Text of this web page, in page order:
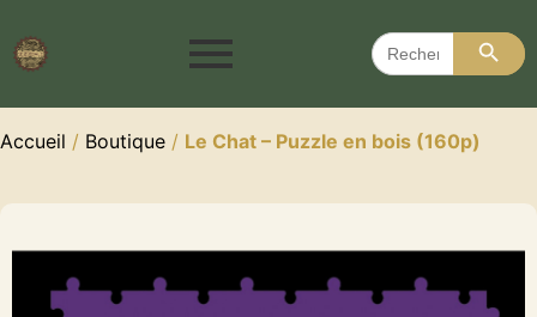
Search
for:
Search
Accueil / Boutique / Le Chat – Puzzle en bois (160p)